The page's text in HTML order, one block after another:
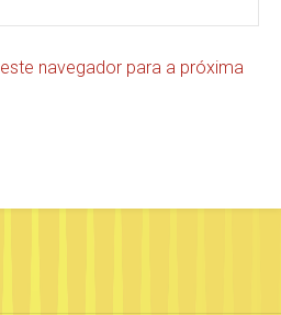
navegador para a próxima